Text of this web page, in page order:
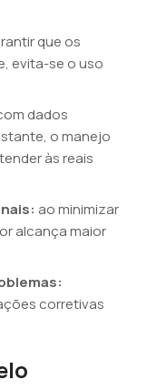
que os
evita-se o uso
dados
o manejo
às reais
ao minimizar
alcança maior
corretivas